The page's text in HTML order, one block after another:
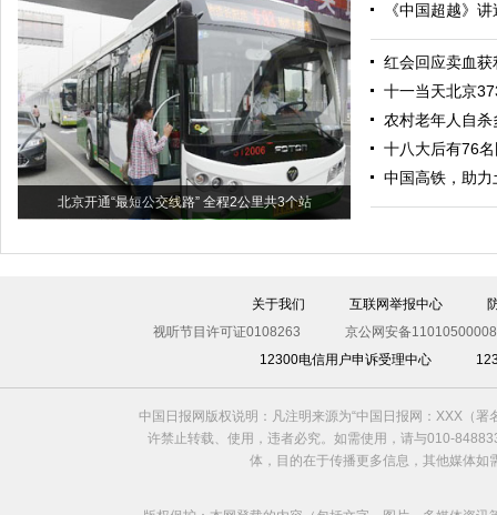
北京开通“最短公交线路” 全程2公里共3个站
《中国超越》
红会回应卖血
十一当天北京
农村老年人自
十八大后有76
中国高铁，助力
关于我们 互联网举报中心
视听节目许可证0108263
京公网安备
12300电信用户申诉受理中心
中国日报网版权说明：凡注明来源为“中国日报网：XXX（
许禁止转载、使用，违者必究。如需使用，请与010-
体，目的在于传播更多信息，其他媒体